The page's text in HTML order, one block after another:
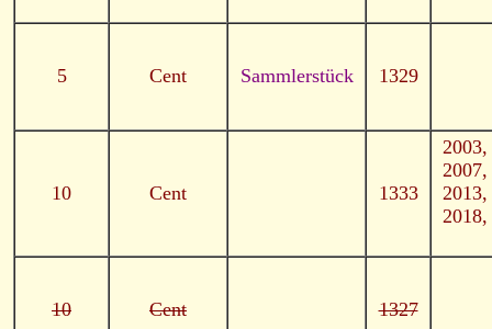
5 Cent Sammlerstück 1329
10 Cent 1333
10 Cent 1327